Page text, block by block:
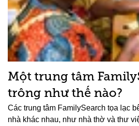
Một trung tâm
trông như thế nào?
Các trung tâm FamilySearch tọa lạc
nhà khác nhau, như nhà thờ và thư